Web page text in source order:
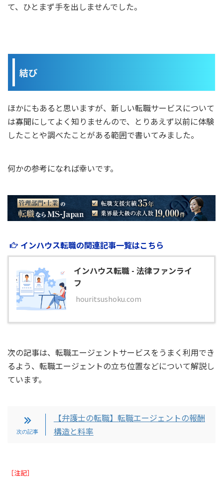
て、ひとまず手を出しませんでした。
結び
ほかにもあると思いますが、新しい転職サービスについて
は寡聞にしてよく知りませんので、とりあえず以前に体験
したことや調べたことがある範囲で書いてみました。
何かの参考になれば幸いです。
インハウス転職の関連記事一覧はこちら
インハウス転職 - 法律ファンライ
フ
houritsushoku.com
次の記事は、転職エージェントサービスをうまく利用でき
るよう、転職エージェントの立ち位置などについて解説し
ています。
【弁護士の転職】転職エージェントの報酬
構造と料率
［注記］